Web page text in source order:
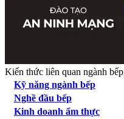
Kiến thức liên quan ngành bếp
Kỹ năng ngành bếp
Nghề đầu bếp
Kinh doanh ẩm thực